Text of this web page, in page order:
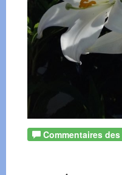
Commentaires